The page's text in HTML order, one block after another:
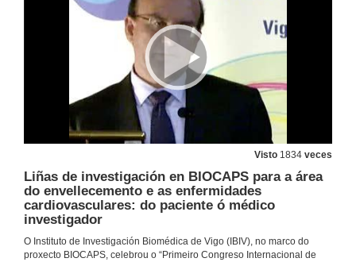
Visto 1834 veces
Liñas de investigación en BIOCAPS para a área
do envellecemento e as enfermidades
cardiovasculares: do paciente ó médico
investigador
O Instituto de Investigación Biomédica de Vigo (IBIV), no marco do
proxecto BIOCAPS, celebrou o “Primeiro Congreso Internacional de